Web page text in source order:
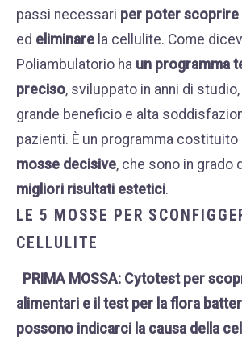
passi necessari per poter scoprire
ed eliminare la cellulite. Come dicevamo, il
Poliambulatorio ha un programma
preciso, sviluppato in anni di
grande beneficio e alta
pazienti. È un programma costituito
mosse decisive, che sono in grado
migliori risultati estetici
LE 5 MOSSE PER
CELLULITE
PRIMA MOSSA: Cytotestper
alimentari e il test per la flora
possono indicarci la causa della